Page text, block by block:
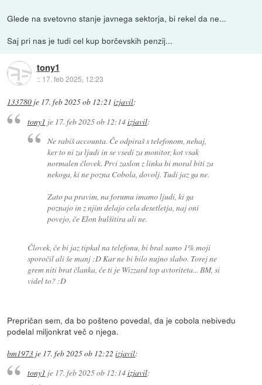
Glede na svetovno stanje javnega sektorja, bi rekel da ne...
Saj pri nas je tudi cel kup borčevskih penzij...
tony1
:: 17. feb 2025, 12:23
133780 je 17. feb 2025 ob 12:21 izjavil:
tony1 je 17. feb 2025 ob 12:14izjavil:
Ne rabiš accounta. Če odpiraš s telefonom, nehaj,
ker to ni za ljudi in se vsedi za monitor, kot vsak
normalen človek. Prvi zaslon z linka bi moral biti za
nekoga, ki ne pozna Cobola, dovolj. Tudi jaz ga ne.
Zato pa pravim, na forumu imamo ljudi, ki ga
poznajo in z njim delajo cela desetletja, naj oni
povejo, če Elon bulšitira ali ne.
Človek, če bi jaz tipkal na telefonu, bi bral samo 1% moji
sporočil ali še manj :D Kar ne bi bilo nujno slabo. Torej ne
grem niti brat članka, če ti je Wizzard top avtoriteta... BM, si
videl to? :D
Prepričan sem, da bo pošteno povedal, da je cobola nebivedu
podelal miljonkrat več o njega.
bm1973 je 17. feb 2025 ob 12:22 izjavil:
tony1 je 17. feb 2025 ob 12:14izjavil: